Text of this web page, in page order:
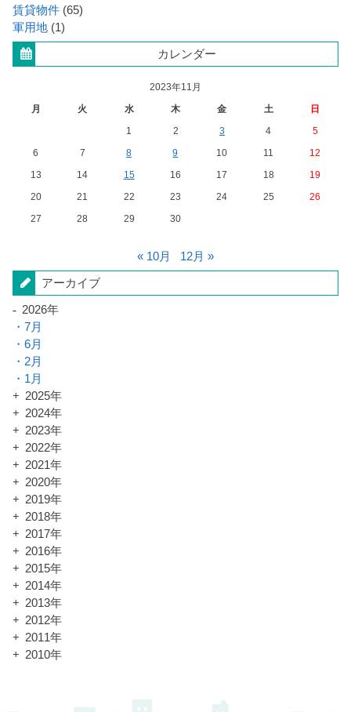
賃貸物件 (65)
軍用地 (1)
カレンダー
2023年11月
月
火 水 木 金 土
日
1
2 3 4
5
6
7 8 9 10 11
12
13
14 15 16 17 18
19
20
21 22 23 24 25
26
27
28 29 30
« 10月 12月 »
アーカイブ
2026年
7月
6月
2月
1月
2025年
2024年
2023年
2022年
2021年
2020年
2019年
2018年
2017年
2016年
2015年
2014年
2013年
2012年
2011年
2010年